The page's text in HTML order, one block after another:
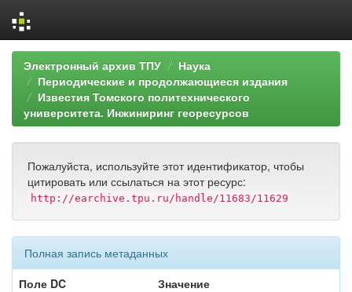
Skip
navigation
Электронный архив ТПУ
Наука
Периодические и продолжающиеся издания
Известия Томского политехнического
университета. Инжиниринг георесурсов
Пожалуйста, используйте этот идентификатор, чтобы
цитировать или ссылаться на этот ресурс:
http://earchive.tpu.ru/handle/11683/11629
Полная запись метаданных
Поле DC
Значение